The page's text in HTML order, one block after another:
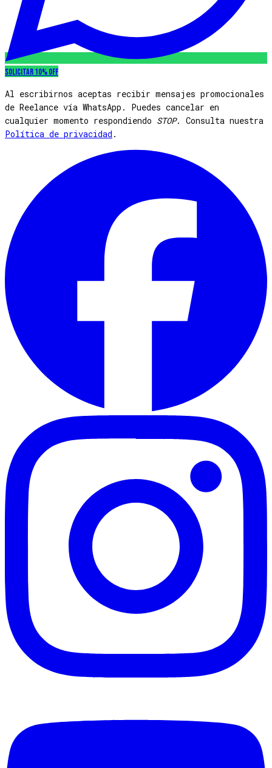
Solicitar 10% OFF
Al escribirnos aceptas recibir mensajes promocionales
de Reelance vía WhatsApp. Puedes cancelar en
cualquier momento respondiendo STOP. Consulta nuestra
Política de privacidad .